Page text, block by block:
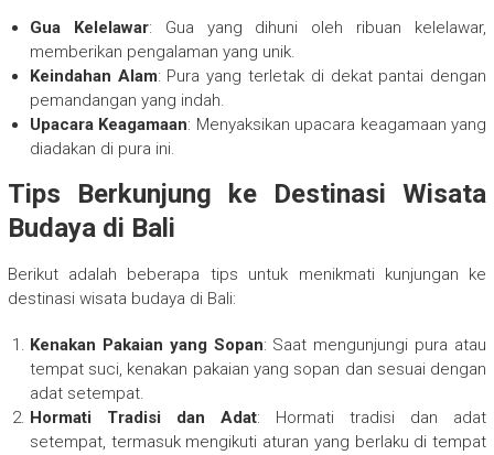
Gua Kelelawar: Gua yang dihuni oleh ribuan kelelawar,
memberikan pengalaman yang unik.
Keindahan Alam: Pura yang terletak di dekat pantai dengan
pemandangan yang indah.
Upacara Keagamaan: Menyaksikan upacara keagamaan yang
diadakan di pura ini.
Tips Berkunjung ke Destinasi Wisata
Budaya di Bali
Berikut adalah beberapa tips untuk menikmati kunjungan ke
destinasi wisata budaya di Bali:
Kenakan Pakaian yang Sopan: Saat mengunjungi pura atau
tempat suci, kenakan pakaian yang sopan dan sesuai dengan
adat setempat.
Hormati Tradisi dan Adat: Hormati tradisi dan adat
setempat, termasuk mengikuti aturan yang berlaku di tempat